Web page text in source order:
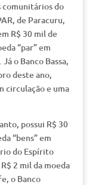
comunitários do
de Paracuru,
R$ 30 mil de
“par” em
o Banco Bassa,
deste ano,
circulação e uma
possui R$ 30
“bens” em
do Espírito
2 mil da moeda
o Banco